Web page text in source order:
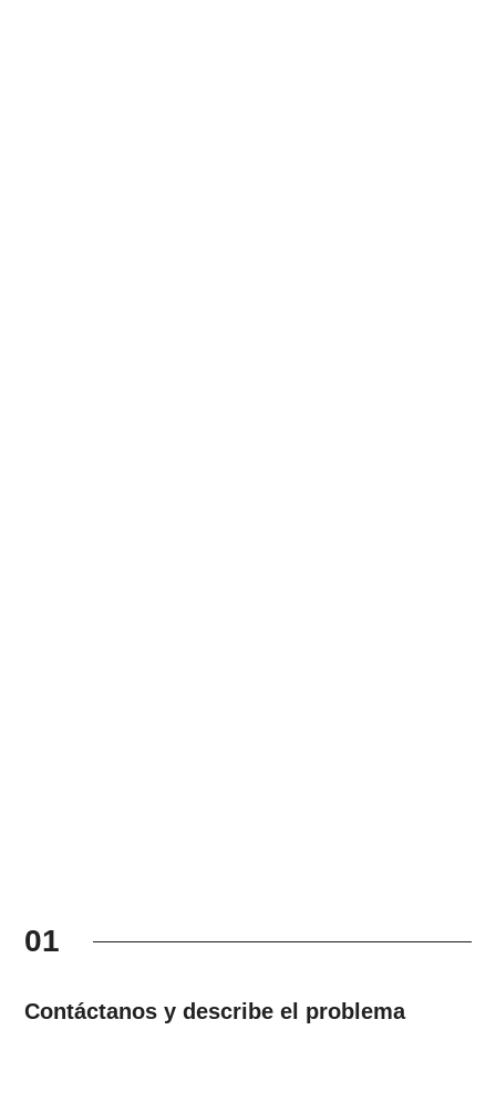
01
Contáctanos y describe el problema